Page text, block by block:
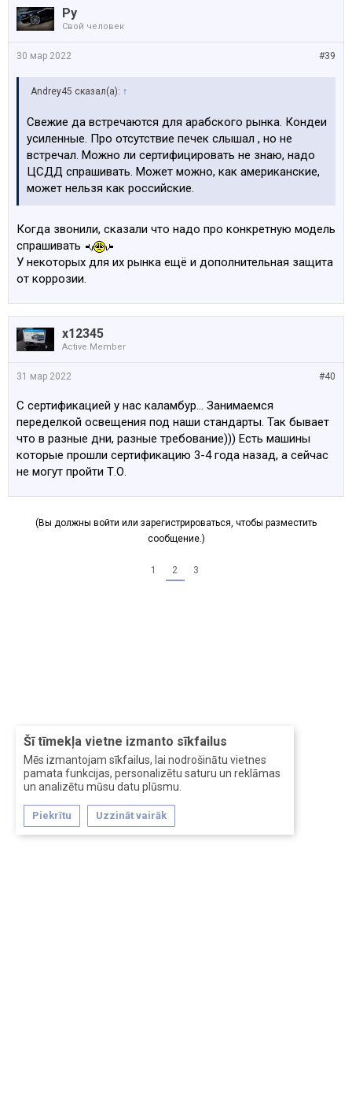
Šī tīmekļa vietne izmanto sīkfailus
Mēs izmantojam sīkfailus, lai nodrošinātu vietnes
pamata funkcijas, personalizētu saturu un reklāmas
un analizētu mūsu datu plūsmu.
Piekrītu Uzzināt vairāk
Ру
Свой человек
#39
30 мар 2022
Andrey45 сказал(а): ↑
Свежие да встречаются для арабского рынка. Кондеи
усиленные. Про отсутствие печек слышал , но не
встречал. Можно ли сертифицировать не знаю, надо
ЦСДД спрашивать. Может можно, как американские,
может нельзя как российские.
Когда звонили, сказали что надо про конкретную модель
спрашивать
У некоторых для их рынка ещё и дополнительная защита
от коррозии.
x12345
Active Member
#40
31 мар 2022
С сертификацией у нас каламбур... Занимаемся
переделкой освещения под наши стандарты. Так бывает
что в разные дни, разные требование))) Есть машины
которые прошли сертификацию 3-4 года назад, а сейчас
не могут пройти Т.О.
(Вы должны войти или зарегистрироваться, чтобы разместить
сообщение.)
1 2 3